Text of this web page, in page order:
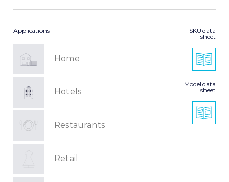
Applications
Home
Hotels
Restaurants
Retail
SKU data
sheet
Model data
sheet